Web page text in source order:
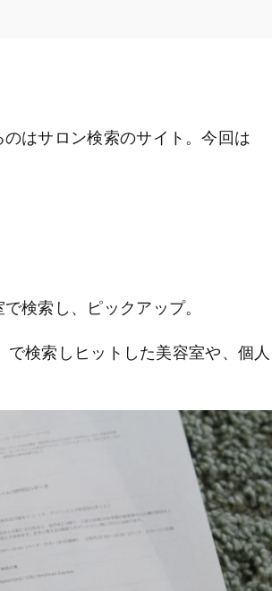
はサロン検索のサイト。今回は
検索し、ピックアップ。
検索しヒットした美容室や、個